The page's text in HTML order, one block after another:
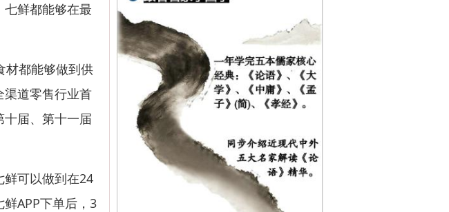
鲜都能够在最
都能够做到供
渠道零售行业首
十届、第十一届
可以做到在24
APP下单后，3